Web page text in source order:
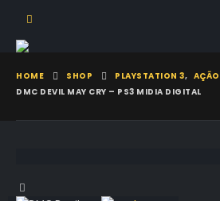
HOME SHOP PLAYSTATION 3,
DMC DEVIL MAY CRY – PS3 MIDIA DIGITAL